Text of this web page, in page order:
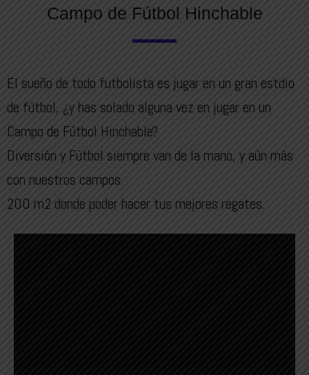
Campo de Fútbol Hinchable
El sueño de todo futbolista es jugar en un gran estdio
de fútbol, ¿y has solado alguna vez en jugar en un
Campo de Fútbol Hinchable?
Diversión y Fútbol siempre van de la mano, y aún más
con nuestros campos.
200 m2 donde poder hacer tus mejores regates.